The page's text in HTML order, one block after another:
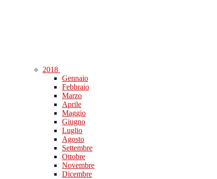
2018
Gennaio
Febbraio
Marzo
Aprile
Maggio
Giugno
Luglio
Agosto
Settembre
Ottobre
Novembre
Dicembre